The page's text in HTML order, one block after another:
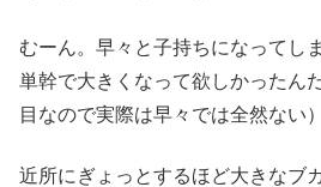
むーん。早々と子持ちになってし
単幹で大きくなって欲しかったん
目なので実際は早々では全然ない）
近所にぎょっとするほど大きなブ